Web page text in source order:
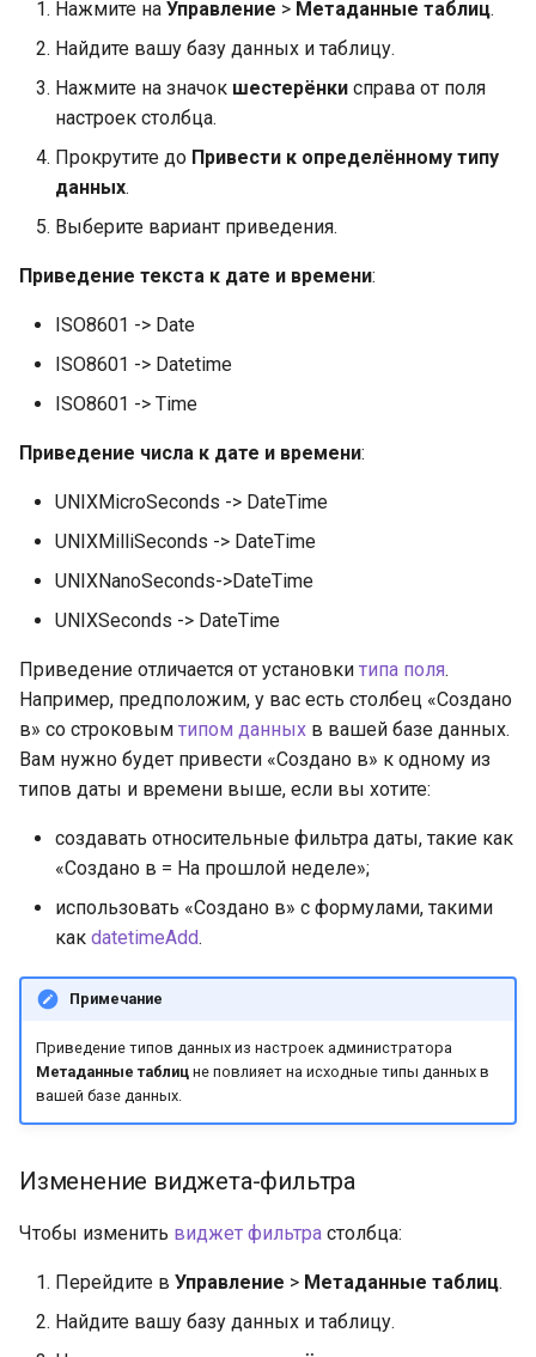
Нажмите на Управление > Метаданные таблиц.
Найдите вашу базу данных и таблицу.
Нажмите на значок шестерёнки справа от поля
настроек столбца.
Прокрутите до Привести к определённому типу
данных.
Выберите вариант приведения.
Приведение текста к дате и времени:
ISO8601 -> Date
ISO8601 -> Datetime
ISO8601 -> Time
Приведение числа к дате и времени:
UNIXMicroSeconds -> DateTime
UNIXMilliSeconds -> DateTime
UNIXNanoSeconds->DateTime
UNIXSeconds -> DateTime
Приведение отличается от установки типа поля.
Например, предположим, у вас есть столбец «Создано
в» со строковым типом данных в вашей базе данных.
Вам нужно будет привести «Создано в» к одному из
типов даты и времени выше, если вы хотите:
создавать относительные фильтра даты, такие как
«Создано в = На прошлой неделе»;
использовать «Создано в» с формулами, такими
как datetimeAdd.
Примечание
Приведение типов данных из настроек администратора
Метаданные таблицне повлияет на исходные типы данных в
вашей базе данных.
Изменение виджета-фильтра
Чтобы изменить виджет фильтра столбца:
Перейдите в Управление > Метаданные таблиц.
Найдите вашу базу данных и таблицу.